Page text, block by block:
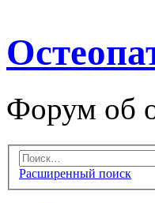
Форум об
Расширенный поиск